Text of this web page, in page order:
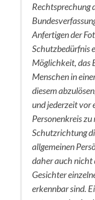
Rechtsprechung
Anfertigen der
Schutzbedürfnis
Möglichkeit, das
Menschen in
diesem
und jederzeit vor
Personenkreis
Schutzrichtung
allgemeinen
daher auch nicht
Gesichter
erkennbar sind.